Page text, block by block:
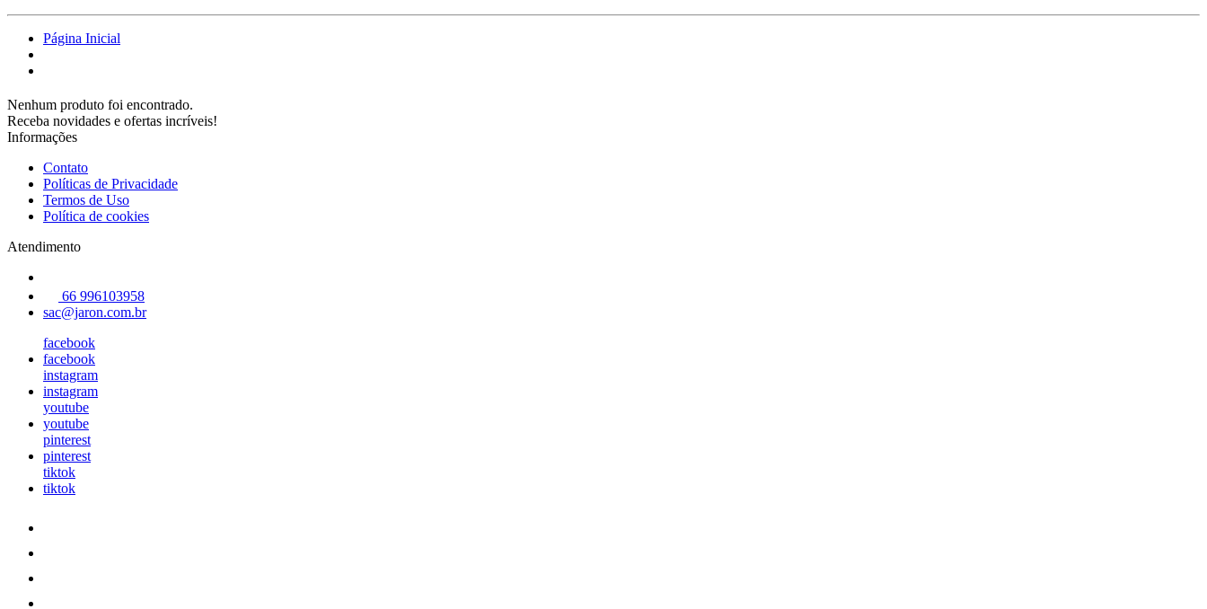
Página Inicial
Nenhum produto foi encontrado.
Receba novidades e ofertas incríveis!
Informações
Contato
Políticas de Privacidade
Termos de Uso
Política de cookies
Atendimento
66 996103958
sac@jaron.com.br
facebook
facebook
instagram
instagram
youtube
youtube
pinterest
pinterest
tiktok
tiktok